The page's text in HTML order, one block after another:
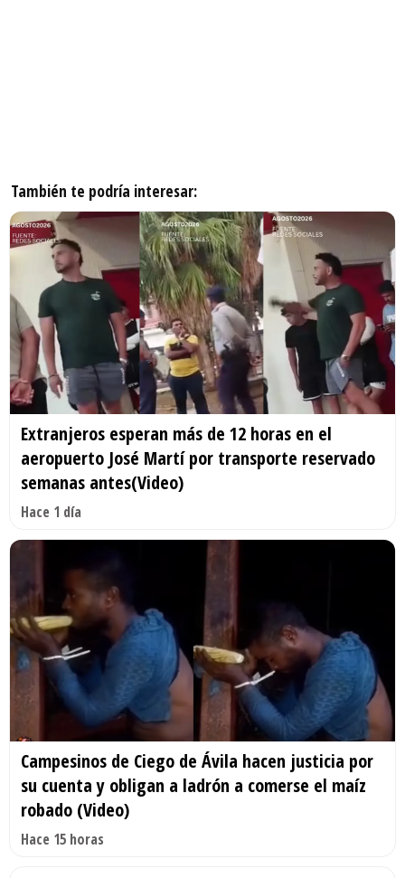
También te podría interesar:
Extranjeros esperan más de 12 horas en el
aeropuerto José Martí por transporte reservado
semanas antes(Video)
Hace 1 día
Campesinos de Ciego de Ávila hacen justicia por
su cuenta y obligan a ladrón a comerse el maíz
robado (Video)
Hace 15 horas